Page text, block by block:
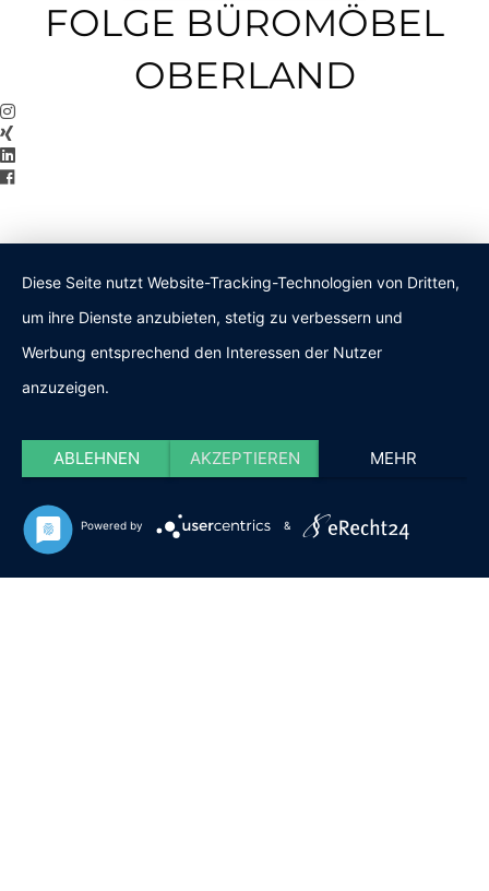
FOLGE BÜROMÖBEL
OBERLAND
Diese Seite nutzt Website-Tracking-Technologien von Dritten,
um ihre Dienste anzubieten, stetig zu verbessern und
Werbung entsprechend den Interessen der Nutzer
anzuzeigen.
ABLEHNEN AKZEPTIEREN MEHR
Powered by &